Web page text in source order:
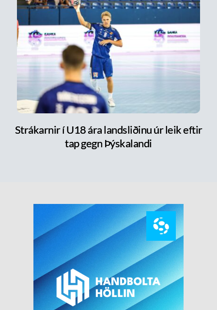
Strákarnir í U18 ára landsliðinu úr leik eftir
tap gegn Þýskalandi